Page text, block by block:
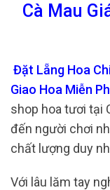
Cà Mau
Đặt Lẵng Hoa
Giao Hoa Miễn
shop hoa tươi tại
đến người chơi
chất lượng duy
Với lâu lăm tay